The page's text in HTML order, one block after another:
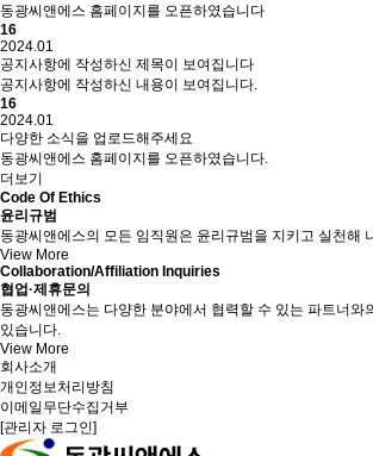
동광씨앤에스 홈페이지를 오픈하였습니다
16
2024.01
공지사항에 작성하신 제목이 보여집니다
공지사항에 작성하신 내용이 보여집니다.
16
2024.01
다양한 소식을 업로드해주세요
동광씨앤에스 홈페이지를 오픈하였습니다.
더보기
Code Of Ethics
윤리규범
동광씨앤에스의 모든 임직원은 윤리규범을 지키고 실천해
View More
Collaboration/Affiliation Inquiries
협업·제휴문의
동광씨앤에스는 다양한 분야에서 협력할 수 있는 파트너와
있습니다.
View More
회사소개
개인정보처리방침
이메일무단수집거부
[관리자 로그인]